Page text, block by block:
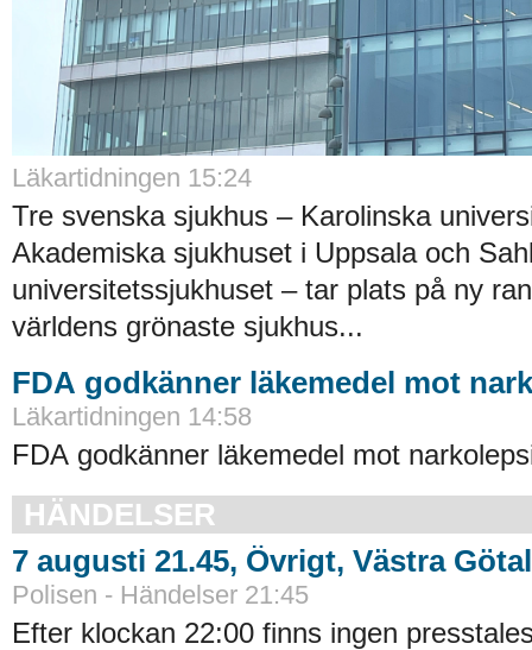
Läkartidningen 15:24
Tre svenska sjukhus – Karolinska
Akademiska sjukhuset i Uppsala och
universitetssjukhuset – tar plats på ny
världens grönaste sjukhus...
FDA godkänner läkemedel mot
Läkartidningen 14:58
FDA godkänner läkemedel mot
HÄNDELSER
7 augusti 21.45, Övrigt, Västra
Polisen - Händelser 21:45
Efter klockan 22:00 finns ingen